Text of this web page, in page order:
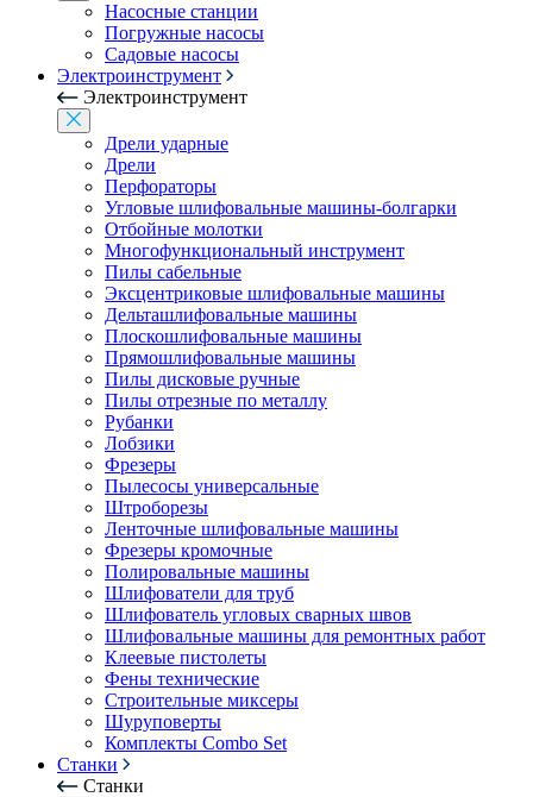
Насосные станции
Погружные насосы
Садовые насосы
Электроинструмент
Электроинструмент
Дрели ударные
Дрели
Перфораторы
Угловые шлифовальные машины-болгарки
Отбойные молотки
Многофункциональный инструмент
Пилы сабельные
Эксцентриковые шлифовальные машины
Дельташлифовальные машины
Плоскошлифовальные машины
Прямошлифовальные машины
Пилы дисковые ручные
Пилы отрезные по металлу
Рубанки
Лобзики
Фрезеры
Пылесосы универсальные
Штроборезы
Ленточные шлифовальные машины
Фрезеры кромочные
Полировальные машины
Шлифователи для труб
Шлифователь угловых сварных швов
Шлифовальные машины для ремонтных работ
Клеевые пистолеты
Фены технические
Строительные миксеры
Шуруповерты
Комплекты Combo Set
Станки
Станки